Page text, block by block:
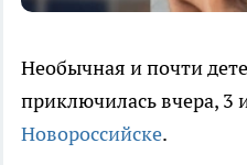
Необычная и почти
приключилась вчера, 3
Новороссийске.